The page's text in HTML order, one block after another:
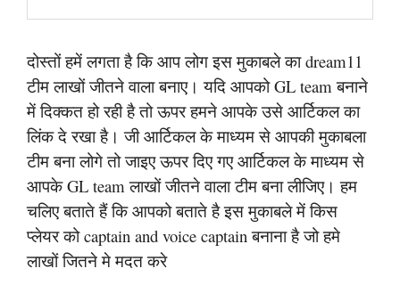
दोस्तों हमें लगता है कि आप लोग इस मुकाबले का dream11
टीम लाखों जीतने वाला बनाए। यदि आपको GL team बनाने
में दिक्कत हो रही है तो ऊपर हमने आपके उसे आर्टिकल का
लिंक दे रखा है। जी आर्टिकल के माध्यम से आपकी मुकाबला
टीम बना लोगे तो जाइए ऊपर दिए गए आर्टिकल के माध्यम से
आपके GL team लाखों जीतने वाला टीम बना लीजिए। हम
चलिए बताते हैं कि आपको बताते है इस मुकाबले में किस
प्लेयर को captain and voice captain बनाना है जो हमे
लाखों जितने मे मदत करे